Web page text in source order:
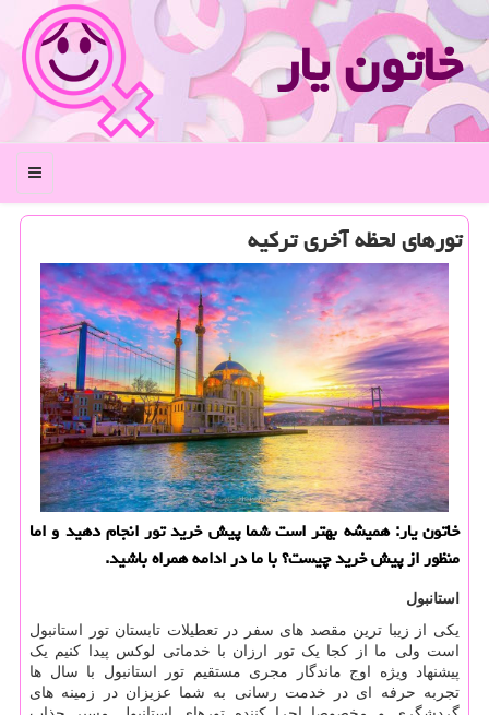
خاتون یار
منو
تورهای لحظه آخری تركیه
خاتون یار: همیشه بهتر است شما پیش خرید تور انجام دهید و اما
منظور از پیش خرید چیست؟ با ما در ادامه همراه باشید.
استانبول
یکی از زیبا ترین مقصد های سفر در تعطیلات تابستان تور استانبول
است ولی ما از کجا یک تور ارزان با خدماتی لوکس پیدا کنیم یک
پیشنهاد ویژه اوج ماندگار مجری مستقیم تور استانبول با سال ها
تجربه حرفه ای در خدمت رسانی به شما عزیزان در زمینه های